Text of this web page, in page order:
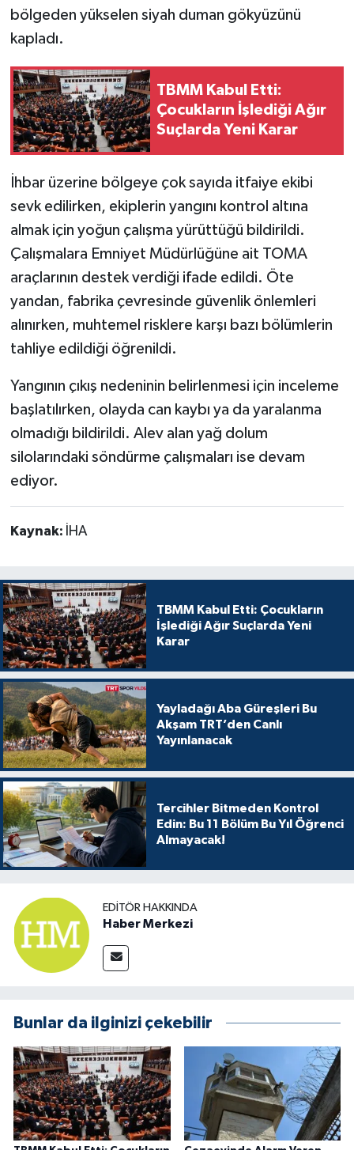
bölgeden yükselen siyah duman gökyüzünü
kapladı.
TBMM Kabul Etti:
Çocukların İşlediği Ağır
Suçlarda Yeni Karar
İhbar üzerine bölgeye çok sayıda itfaiye ekibi
sevk edilirken, ekiplerin yangını kontrol altına
almak için yoğun çalışma yürüttüğü bildirildi.
Çalışmalara Emniyet Müdürlüğüne ait TOMA
araçlarının destek verdiği ifade edildi. Öte
yandan, fabrika çevresinde güvenlik önlemleri
alınırken, muhtemel risklere karşı bazı bölümlerin
tahliye edildiği öğrenildi.
Yangının çıkış nedeninin belirlenmesi için inceleme
başlatılırken, olayda can kaybı ya da yaralanma
olmadığı bildirildi. Alev alan yağ dolum
silolarındaki söndürme çalışmaları ise devam
ediyor.
Kaynak: İHA
TBMM Kabul Etti: Çocukların
İşlediği Ağır Suçlarda Yeni
Karar
Yayladağı Aba Güreşleri Bu
Akşam TRT’den Canlı
Yayınlanacak
Tercihler Bitmeden Kontrol
Edin: Bu 11 Bölüm Bu Yıl Öğrenci
Almayacak!
EDITÖR HAKKINDA
Haber Merkezi
Bunlar da ilginizi çekebilir